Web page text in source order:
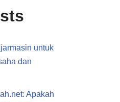
untuk
dan
Apakah